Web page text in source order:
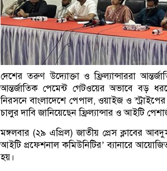
দেশের তরুণ উদ্যোক্তা ও ফ্রিল্যান্সাররা
আন্তর্জাতিক পেমেন্ট গেটওয়ের অভাবে বড়
নিরসনে বাংলাদেশে পেপাল, ওয়াইজ ও
চালুর দাবি জানিয়েছেন ফ্রিল্যান্সার ও আইটি
মঙ্গলবার (২৯ এপ্রিল) জাতীয় প্রেস ক্লাবের
আইটি প্রফেশনাল কমিউনিটির’ ব্যানারে
হয়।